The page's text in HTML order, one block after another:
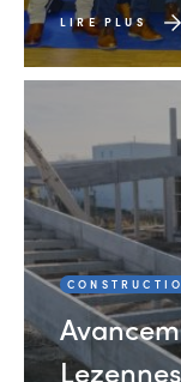
LIRE PLUS